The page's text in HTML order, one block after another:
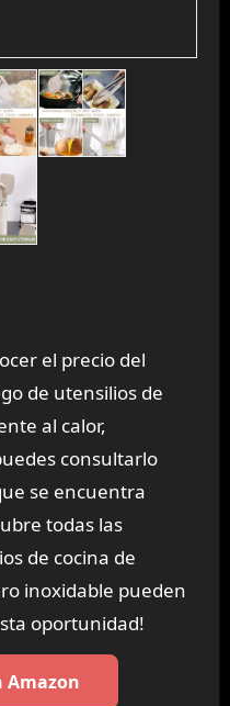
el precio del
de utensilios de
al calor,
consultarlo
se encuentra
todas las
de cocina de
inoxidable pueden
oportunidad!
Amazon